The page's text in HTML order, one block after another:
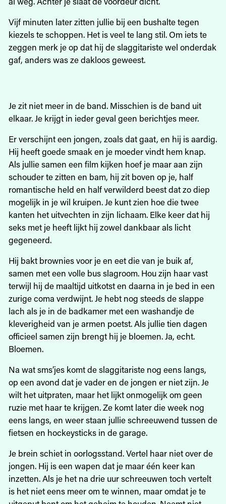
Vijf minuten later zitten jullie bij een bushalte tegen
kiezels te schoppen. Het is veel te lang stil. Om iets te
zeggen merk je op dat hij de slaggitariste wel onderdak
gaf, anders was ze dakloos geweest.
Je zit niet meer in de band. Misschien is de band uit
elkaar. Je krijgt in ieder geval geen berichtjes meer.
Er verschijnt een jongen, zoals dat gaat, en hij is aardig.
Hij heeft goede smaak en je moeder vindt hem knap.
Als jullie samen een film kijken hoef je maar aan zijn
schouder te zitten en bam, hij zit boven op je, half
romantische held en half verwilderd beest dat zo diep
mogelijk in je wil kruipen. Je kunt zien hoe die twee
kanten het uitvechten in zijn lichaam. Elke keer dat hij
seks met je heeft lijkt hij zowel dankbaar als licht
gegeneerd.
Hij bakt brownies voor je en eet die van je buik af,
samen met een volle bus slagroom. Hou zijn haar vast
terwijl hij de maaltijd uitkotst en daarna in je bed in een
zurige coma verdwijnt. Je hebt nog steeds de slappe
lach als je in de badkamer met een washandje de
kleverigheid van je armen poetst. Als jullie tien dagen
officieel samen zijn brengt hij je bloemen. Ja, echt.
Bloemen.
Na wat sms’jes komt de slaggitariste nog eens langs,
op een avond dat je vader en de jongen er niet zijn. Je
wilt het uitpraten, maar het lijkt onmogelijk om geen
ruzie met haar te krijgen. Ze komt later die week nog
eens langs, en weer staan jullie schreeuwend tussen de
fietsen en hockeysticks in de garage.
Je brein schiet in oorlogsstand. Vertel haar niet over de
jongen. Hij is een wapen dat je maar één keer kan
inzetten. Als je het na drie uur schreeuwen toch vertelt
is het niet eens meer om te winnen, maar omdat je te